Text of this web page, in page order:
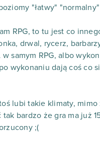
"łatwy"
RPG, to tu jest co
drwal, rycerz,
samym RPG, albo
wykonaniu dają coś co
lubi takie klimaty,
tak bardzo że gra ma już
;(